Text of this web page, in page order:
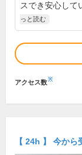
スでき安心して
っと読む
アクセス数※
【 24h 】 今から